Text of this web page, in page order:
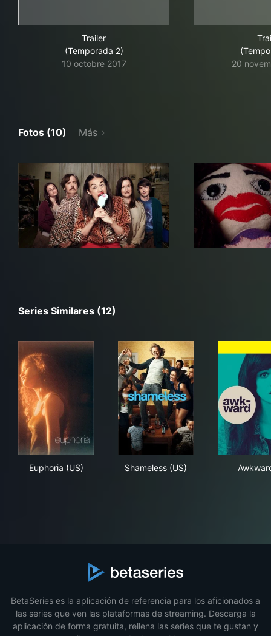
Trailer
(Temporada 2)
10 octobre 2017
20
Fotos (10) Más
Series Similares (12)
Euphoria (US) Shameless (US)
BetaSeries es la aplicación de referencia para los aficionados a
las series que ven las plataformas de streaming. Descarga la
aplicación de forma gratuita, rellena las series que te gustan y